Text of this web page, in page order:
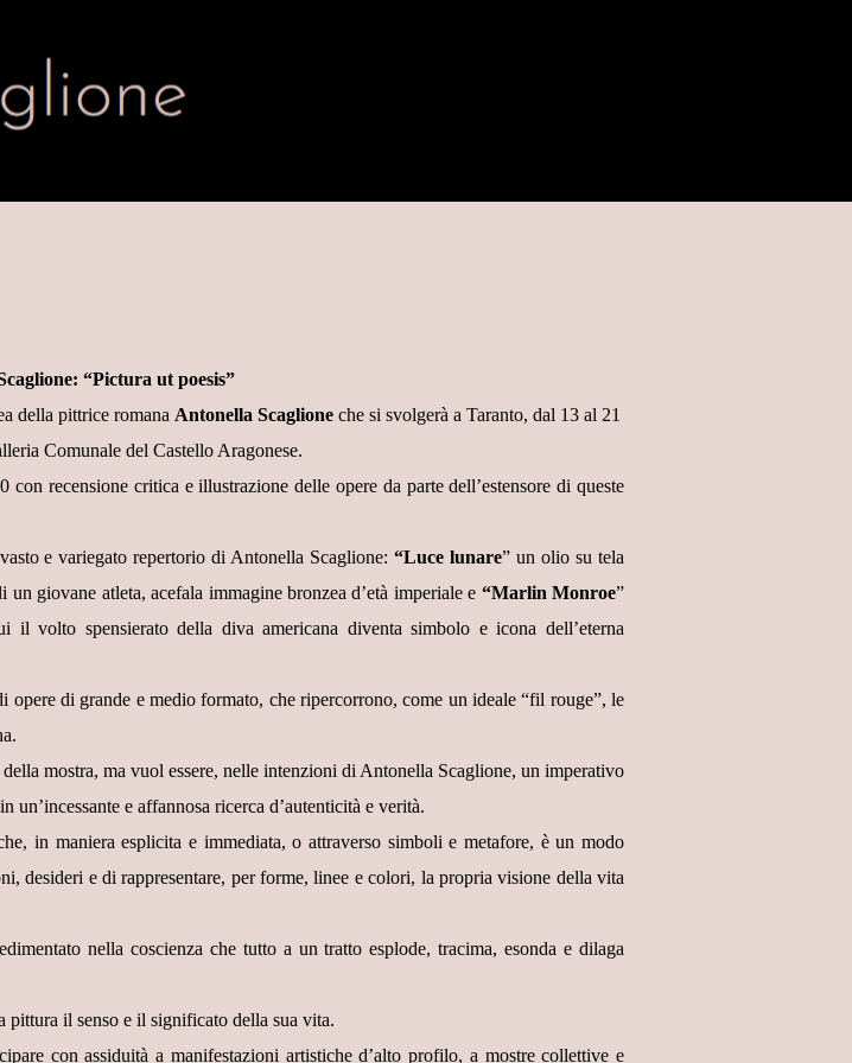
“Pictura ut poesis”
della pittrice romana Antonella Scaglioneche si svolgerà a Taranto, dal 13 al 21
Comunale del Castello Aragonese.
recensione critica e illustrazione delle opere da parte dell’estensore di queste
e variegato repertorio di Antonella Scaglione:“Luce lunare” un olio su tela
giovane atleta, acefala immagine bronzea d’età imperiale e “Marlin Monroe”
volto spensierato della diva americana diventa simbolo e icona dell’eterna
di grande e medio formato, che ripercorrono, come un ideale “fil rouge”, le
mostra, ma vuol essere, nelle intenzioni di Antonella Scaglione, un imperativo
e affannosa ricerca d’autenticità e verità.
in maniera esplicita e immediata, o attraverso simboli e metafore, è un modo
desideri e di rappresentare, per forme, linee e colori, la propria visione della vita
nella coscienza che tutto a un tratto esplode, tracima, esonda e dilaga
il senso e il significato della sua vita.
con assiduità a manifestazioni artistiche d’alto profilo, a mostre collettive e